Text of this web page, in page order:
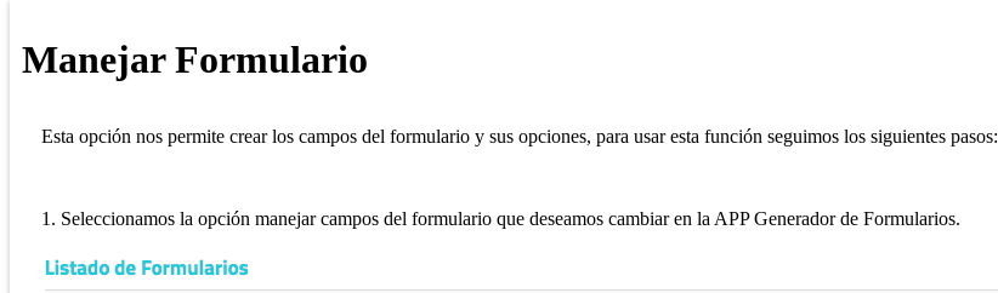
Manejar Formulario
Esta opción nos permite crear los campos del formulario y sus opciones, para usar esta función seguimos los siguientes pasos:
1. Seleccionamos la opción manejar campos del formulario que deseamos cambiar en la APP Generador de Formularios.